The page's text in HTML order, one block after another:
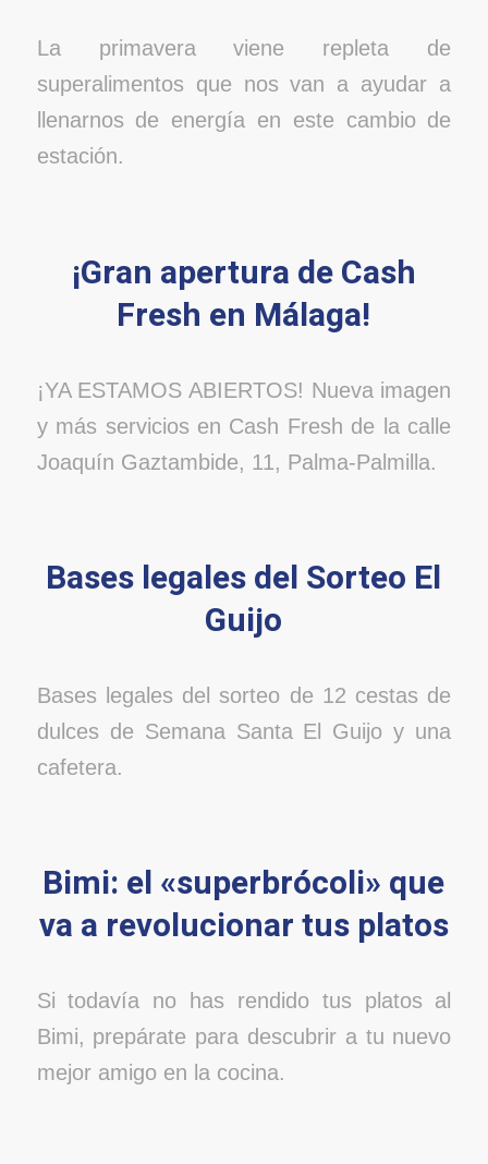
La primavera viene repleta de
superalimentos que nos van a ayudar a
llenarnos de energía en este cambio de
estación.
¡Gran apertura de Cash
Fresh en Málaga!
¡YA ESTAMOS ABIERTOS! Nueva imagen
y más servicios en Cash Fresh de la calle
Joaquín Gaztambide, 11, Palma-Palmilla.
Bases legales del Sorteo El
Guijo
Bases legales del sorteo de 12 cestas de
dulces de Semana Santa El Guijo y una
cafetera.
Bimi: el «superbrócoli» que
va a revolucionar tus platos
Si todavía no has rendido tus platos al
Bimi, prepárate para descubrir a tu nuevo
mejor amigo en la cocina.